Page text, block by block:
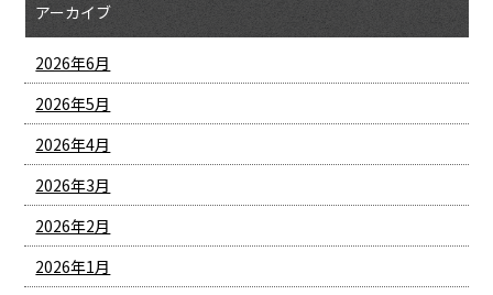
アーカイブ
2026年6月
2026年5月
2026年4月
2026年3月
2026年2月
2026年1月